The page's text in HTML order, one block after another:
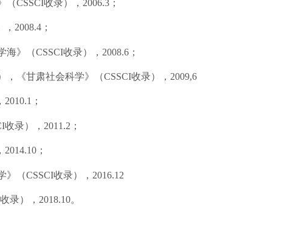
（CSSCI收录）， 2006.3；
2008.4；
海》（CSSCI收录）， 2008.6；
，《甘肃社会科学》（CSSCI收录）， 2009,6
2010.1；
收录）， 2011.2；
2014.10；
》（CSSCI收录）， 2016.12
收录）， 2018.10。